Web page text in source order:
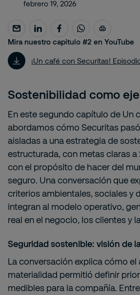
Sostenibilidad como
En este segundo capítulo de Un
abordamos cómo Securitas
aisladas a una estrategia de
estructurada, con metas claras a
con el propósito de hacer del
seguro. Una conversación que
criterios ambientales, sociales y
integran al modelo operativo,
real en el negocio, los clientes y
Seguridad sostenible: visión de
La conversación explica cómo el
materialidad permitió definir
medibles para la compañía.
febrero 19, 2026
Mira nuestro capitulo #2 en YouTube